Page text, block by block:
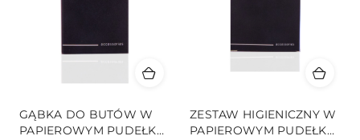
GĄBKA DO BUTÓW W
PAPIEROWYM PUDEŁKU
ZESTAW HIGIENICZNY W
PAPIEROWYM PUDEŁKU